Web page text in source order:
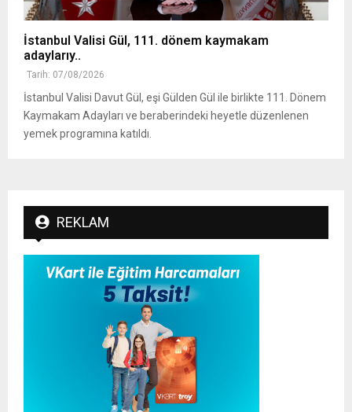
İstanbul Valisi Gül, 111. dönem kaymakam
adaylarıy..
Tarih: 07/08/2026
İstanbul Valisi Davut Gül, eşi Gülden Gül ile birlikte 111. Dönem
Kaymakam Adayları ve beraberindeki heyetle düzenlenen
yemek programına katıldı.
REKLAM